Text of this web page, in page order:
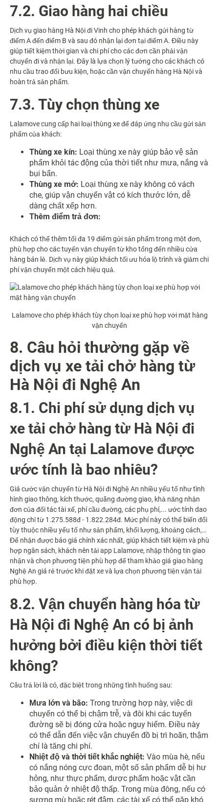
7.2. Giao hàng hai chiều
Dịch vụ giao hàng Hà Nội đi Vinh cho phép khách gửi hàng từ
điểm A đến điểm B và sau đó nhận lại đơn tại điểm A. Điều này
giúp tiết kiệm thời gian và chi phí cho các đơn cần phải vận
chuyển đi và nhận lại. Đây là lựa chọn lý tưởng cho các khách có
nhu cầu trao đổi bưu kiện, hoặc cần vận chuyển hàng Hà Nội và
hoàn trả sản phẩm.
7.3. Tùy chọn thùng xe
Lalamove cung cấp hai loại thùng xe để đáp ứng nhu cầu gửi sản
phẩm của khách:
Thùng xe kín: Loại thùng xe này giúp bảo vệ sản
phẩm khỏi tác động của thời tiết như mưa, nắng và
bụi bẩn.
Thùng xe mở: Loại thùng xe này không có vách
che, giúp vận chuyển vật có kích thước lớn, dễ
dàng chất xếp hơn.
Thêm điểm trả đơn:
Khách có thể thêm tối đa 19 điểm gửi sản phẩm trong một đơn,
phù hợp cho các tuyến vận chuyển từ kho tổng đến nhiều cửa
hàng bán lẻ. Dịch vụ này giúp khách tối ưu hóa lộ trình và giảm chi
phí vận chuyển một cách hiệu quả.
Lalamove cho phép khách tùy chọn loại xe phù hợp với mặt hàng
vận chuyển
8. Câu hỏi thường gặp về
dịch vụ xe tải chở hàng từ
Hà Nội đi Nghệ An
8.1. Chi phí sử dụng dịch vụ
xe tải chở hàng từ Hà Nội đi
Nghệ An tại Lalamove được
ước tính là bao nhiêu?
Giá cước vận chuyển từ Hà Nội đi Nghệ An nhiều yếu tố như tình
hình giao thông, kích thước, quãng đường giao, khả năng nhận
đơn của đối tác tài xế, phí cầu đường, các phụ phí,... ước tính dao
động chỉ từ 1.275.588đ - 1.822.284đ. Mức phí này có thể biến đổi
tùy thuộc nhiều yếu tố như sản phẩm, khối lượng, khoảng cách,…
Để nhận được báo giá chính xác nhất, giúp khách tiết kiệm và phù
hợp ngân sách, khách nên tải app Lalamove, nhập thông tin giao
nhận và chọn phương tiện phù hợp để tham khảo giá giao hàng
Nghệ An giá rẻ trước khi đặt xe và lựa chọn phương tiện vận tải
phù hợp.
8.2. Vận chuyển hàng hóa từ
Hà Nội đi Nghệ An có bị ảnh
hưởng bởi điều kiện thời tiết
không?
Câu trả lời là có, đặc biệt trong những tình huống sau:
Mưa lớn và bão: Trong trường hợp này, việc di
chuyển có thể bị chậm trễ, và đôi khi các tuyến
đường sẽ bị đóng cửa hoặc nguy hiểm. Điều này
có thể dẫn đến việc vận chuyển đồ bị trì hoãn, thậm
chí là tăng chi phí.
Nhiệt độ và thời tiết khắc nghiệt: Vào mùa hè, nếu
có nắng nóng cực đoan, một số sản phẩm dễ bị hư
hỏng, như thực phẩm, dược phẩm hoặc vật cần
bảo quản ở nhiệt độ thấp. Trong mùa đông, nếu có
sương mù hoặc rét đậm, các tài xế có thể gặp khó